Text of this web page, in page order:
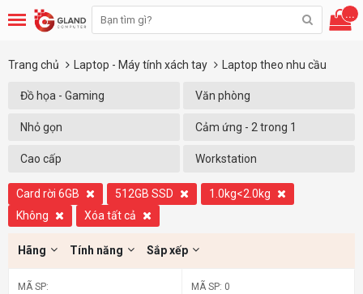
...
Trang chủ Laptop - Máy tính xách tay Laptop theo nhu cầu
Đồ họa - Gaming Văn phòng
Nhỏ gọn Cảm ứng - 2 trong 1
Cao cấp Workstation
Card rời 6GB 512GB SSD
1.0kg<2.0kg
Không
Xóa tất cả
Hãng Tính năng Sắp xếp
MÃ SP: MÃ SP: 0